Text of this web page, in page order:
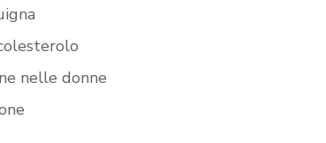
nelle donne